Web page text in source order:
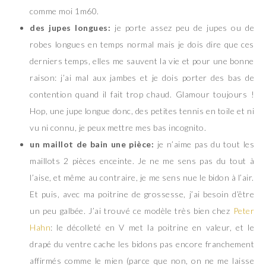
comme moi 1m60.
des jupes longues: je porte assez peu de jupes ou de
robes longues en temps normal mais je dois dire que ces
derniers temps, elles me sauvent la vie et pour une bonne
raison: j’ai mal aux jambes et je dois porter des bas de
contention quand il fait trop chaud. Glamour toujours !
Hop, une jupe longue donc, des petites tennis en toile et ni
vu ni connu, je peux mettre mes bas incognito.
un maillot de bain une pièce: je n’aime pas du tout les
maillots 2 pièces enceinte. Je ne me sens pas du tout à
l’aise, et même au contraire, je me sens nue le bidon à l’air.
Et puis, avec ma poitrine de grossesse, j’ai besoin d’être
un peu galbée. J’ai trouvé ce modèle très bien chez Peter
Hahn: le décolleté en V met la poitrine en valeur, et le
drapé du ventre cache les bidons pas encore franchement
affirmés comme le mien (parce que non, on ne me laisse